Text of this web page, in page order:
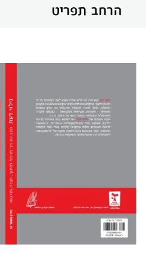
הרחב תפריט